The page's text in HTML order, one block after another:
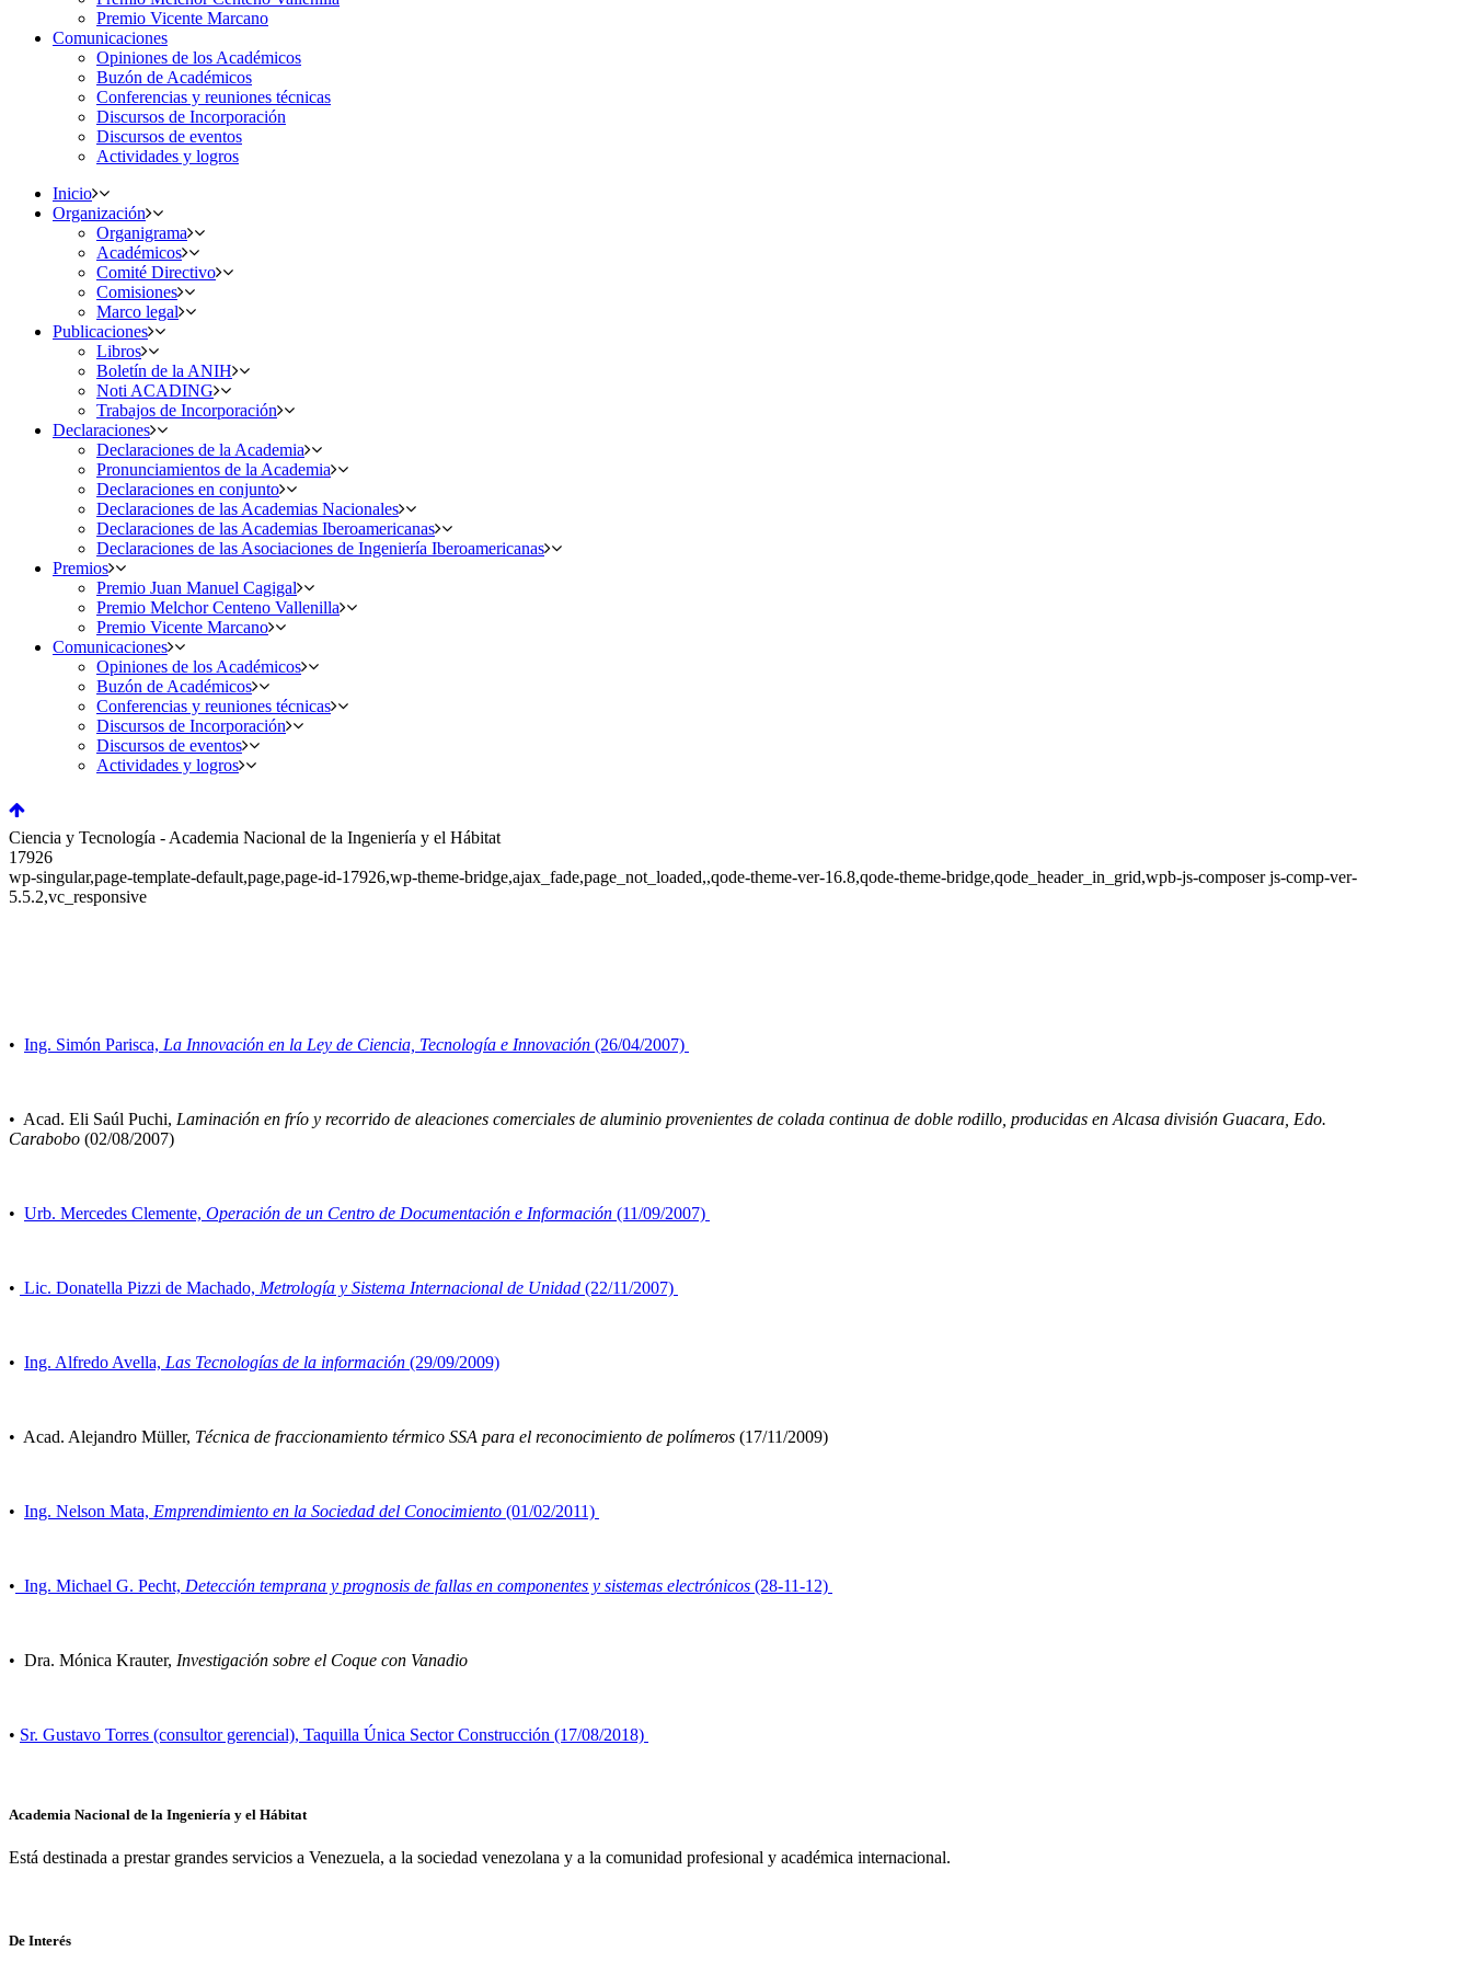
Premio Vicente Marcano
Comunicaciones
Opiniones de los Académicos
Buzón de Académicos
Conferencias y reuniones técnicas
Discursos de Incorporación
Discursos de eventos
Actividades y logros
Inicio
Organización
Organigrama
Académicos
Comité Directivo
Comisiones
Marco legal
Publicaciones
Libros
Boletín de la ANIH
Noti ACADING
Trabajos de Incorporación
Declaraciones
Declaraciones de la Academia
Pronunciamientos de la Academia
Declaraciones en conjunto
Declaraciones de las Academias Nacionales
Declaraciones de las Academias Iberoamericanas
Declaraciones de las Asociaciones de Ingeniería Iberoamericanas
Premios
Premio Juan Manuel Cagigal
Premio Melchor Centeno Vallenilla
Premio Vicente Marcano
Comunicaciones
Opiniones de los Académicos
Buzón de Académicos
Conferencias y reuniones técnicas
Discursos de Incorporación
Discursos de eventos
Actividades y logros
Ciencia y Tecnología - Academia Nacional de la Ingeniería y el Hábitat
17926
wp-singular,page-template-default,page,page-id-17926,wp-theme-bridge,ajax_fade,page_not_loaded,,qode-theme-ver-16.8,qode-theme-bridge,qode_header_in_grid,wpb-js-composer js-comp-ver-
5.5.2,vc_responsive
Ciencia y Tecnología
• Ing. Simón Parisca, La Innovación en la Ley de Ciencia, Tecnología e Innovación (26/04/2007)
• Acad. Eli Saúl Puchi, Laminación en frío y recorrido de aleaciones comerciales de aluminio provenientes de colada continua de doble rodillo, producidas en Alcasa división Guacara, Edo.
Carabobo (02/08/2007)
• Urb. Mercedes Clemente, Operación de un Centro de Documentación e Información (11/09/2007)
• Lic. Donatella Pizzi de Machado, Metrología y Sistema Internacional de Unidad (22/11/2007)
• Ing. Alfredo Avella, Las Tecnologías de la información (29/09/2009)
• Acad. Alejandro Müller, Técnica de fraccionamiento térmico SSA para el reconocimiento de polímeros (17/11/2009)
• Ing. Nelson Mata, Emprendimiento en la Sociedad del Conocimiento (01/02/2011)
• Ing. Michael G. Pecht, Detección temprana y prognosis de fallas en componentes y sistemas electrónicos (28-11-12)
• Dra. Mónica Krauter, Investigación sobre el Coque con Vanadio
• Sr. Gustavo Torres (consultor gerencial), Taquilla Única Sector Construcción (17/08/2018)
Academia Nacional de la Ingeniería y el Hábitat
Está destinada a prestar grandes servicios a Venezuela, a la sociedad venezolana y a la comunidad profesional y académica internacional.
De Interés